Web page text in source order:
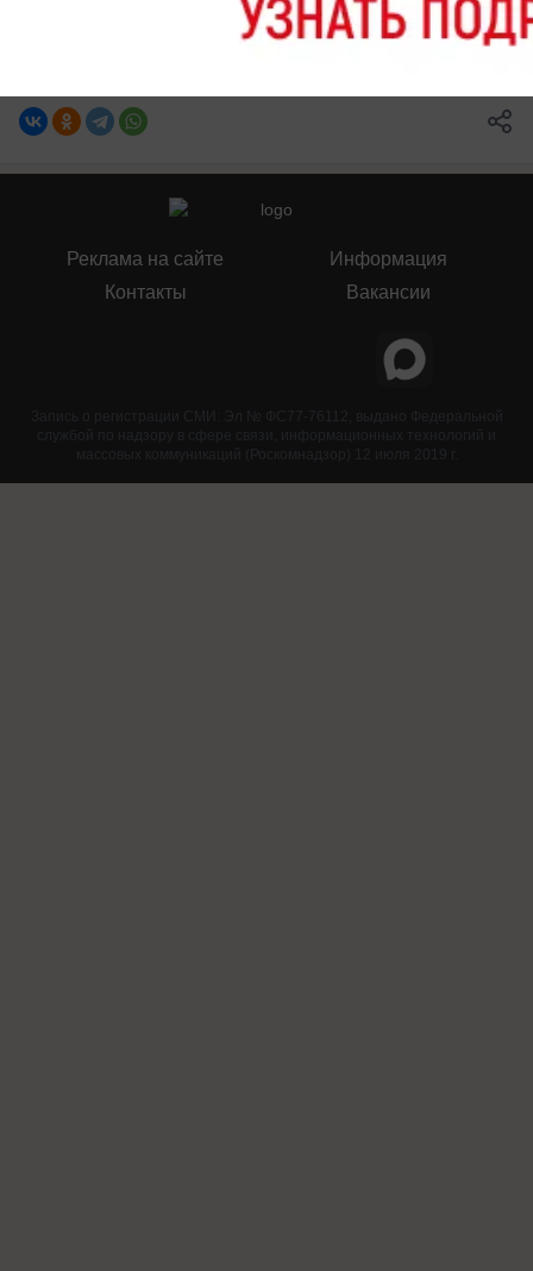
Реклама на сайте
Контакты
Информация
Вакансии
Запись о регистрации СМИ: Эл № ФС77-76112, выдано Федеральной
службой по надзору в сфере связи, информационных технологий и
массовых коммуникаций (Роскомнадзор) 12 июля 2019 г.